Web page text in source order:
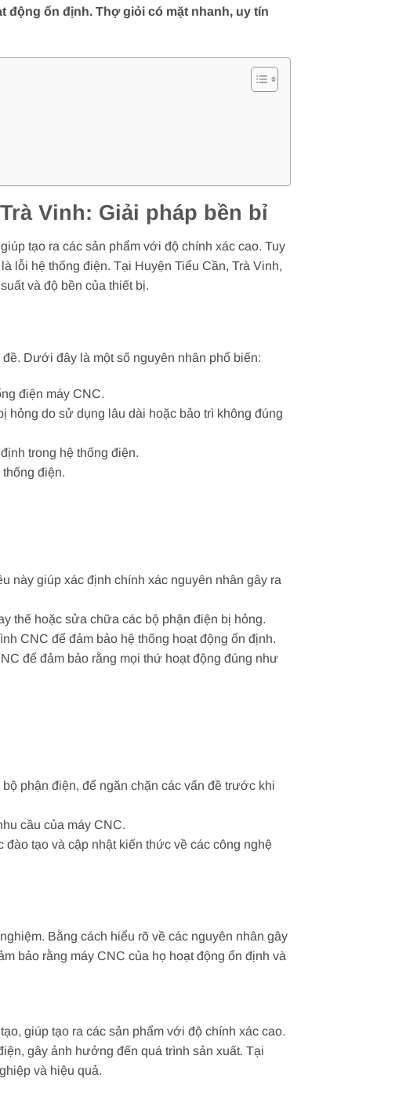
động ổn định. Thợ giỏi có mặt nhanh, uy tín
Vinh: Giải pháp bền bỉ
tạo ra các sản phẩm với độ chính xác cao. Tuy
lỗi hệ thống điện. Tại Huyện Tiểu Cần, Trà Vinh,
và độ bền của thiết bị.
Dưới đây là một số nguyên nhân phổ biến:
điện máy CNC.
hỏng do sử dụng lâu dài hoặc bảo trì không đúng
trong hệ thống điện.
điện.
này giúp xác định chính xác nguyên nhân gây ra
thế hoặc sửa chữa các bộ phận điện bị hỏng.
CNC để đảm bảo hệ thống hoạt động ổn định.
để đảm bảo rằng mọi thứ hoạt động đúng như
phận điện, để ngăn chặn các vấn đề trước khi
cầu của máy CNC.
tạo và cập nhật kiến thức về các công nghệ
Bằng cách hiểu rõ về các nguyên nhân gây
bảo rằng máy CNC của họ hoạt động ổn định và
giúp tạo ra các sản phẩm với độ chính xác cao.
gây ảnh hưởng đến quá trình sản xuất. Tại
và hiệu quả.